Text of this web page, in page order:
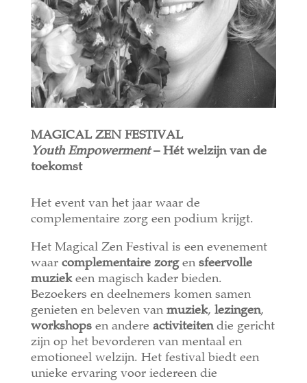
MAGICAL ZEN FESTIVAL
Youth Empowerment– Hét welzijn van de
toekomst
Het event van het jaar waar de
complementaire zorg een podium krijgt.
Het Magical Zen Festival is een evenement
waar complementaire zorgen sfeervolle
muziekeen magisch kader bieden.
Bezoekers en deelnemers komen samen
genieten en beleven van muziek, lezingen,
workshopsen andere activiteitendie gericht
zijn op het bevorderen van mentaal en
emotioneel welzijn. Het festival biedt een
unieke ervaring voor iedereen die